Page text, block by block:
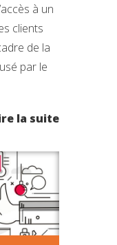
à un
clients
de la
par le
la suite